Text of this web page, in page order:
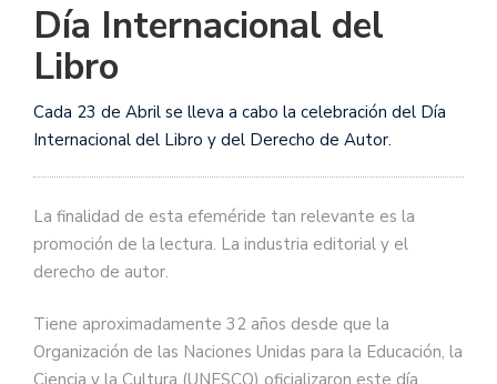
Día Internacional del
Libro
Cada 23 de Abril se lleva a cabo la celebración del Día
Internacional del Libro y del Derecho de Autor.
La finalidad de esta efeméride tan relevante es la
promoción de la lectura. La industria editorial y el
derecho de autor.
Tiene aproximadamente 32 años desde que la
Organización de las Naciones Unidas para la Educación, la
Ciencia y la Cultura (UNESCO) oficializaron este día.